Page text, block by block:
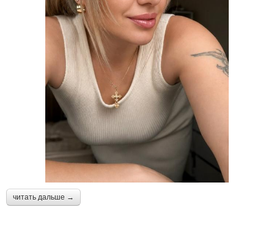
читать дальше →